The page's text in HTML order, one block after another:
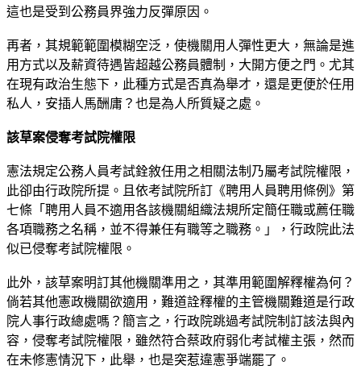
這也是受到公務員界強力反彈原因。
再者，其規範範圍模糊空泛，使機關用人彈性更大，無論是進
用方式以及薪資待遇皆超越公務員體制，大開方便之門。尤其
在現有政治生態下，此種方式是否真為舉才，還是更便於任用
私人，安插人馬酬庸？也是為人所質疑之處。
該草案侵奪考試院權限
憲法規定公務人員考試銓敘任用之相關法制乃屬考試院權限，
此卻由行政院所提。且依考試院所訂《聘用人員聘用條例》第
七條「聘用人員不適用各該機關組織法規所定簡任職或薦任職
各項職務之名稱，並不得兼任有職等之職務。」，行政院此法
似已侵奪考試院權限。
此外，該草案明訂其他機關準用之，其準用範圍解釋權為何？
倘若其他憲政機關欲適用，難道詮釋權的主管機關難道是行政
院人事行政總處嗎？簡言之，行政院跳過考試院制訂該法與內
容，侵奪考試院權限，雖然符合蔡政府弱化考試權主張，然而
在未修憲情況下，此舉，也是突惹違憲爭端罷了。